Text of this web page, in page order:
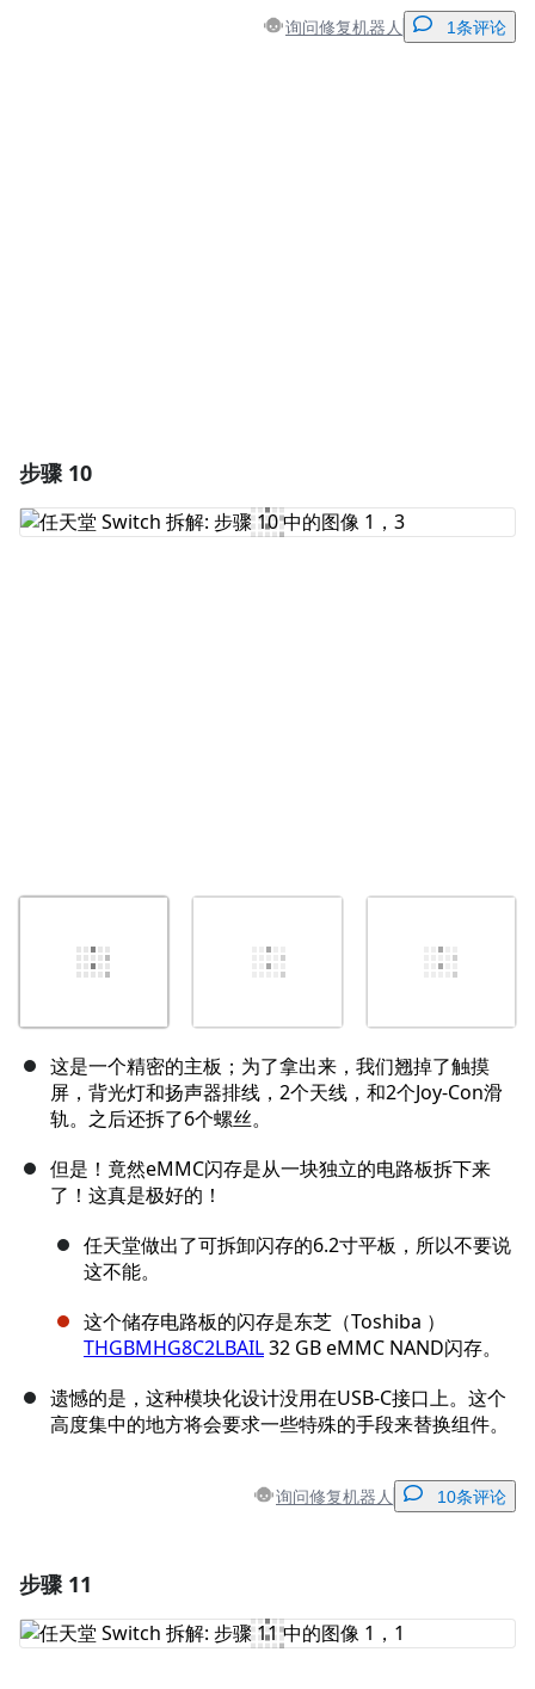
询问修复机器人 1条评论
步骤 10
这是一个精密的主板；为了拿出来，我们翘掉了触摸
屏，背光灯和扬声器排线，2个天线，和2个Joy-Con滑
轨。之后还拆了6个螺丝。
但是！竟然eMMC闪存是从一块独立的电路板拆下来
了！这真是极好的！
任天堂做出了可拆卸闪存的6.2寸平板，所以不要说
这不能。
这个储存电路板的闪存是东芝（Toshiba ）
THGBMHG8C2LBAIL32 GB eMMC NAND闪存。
遗憾的是，这种模块化设计没用在USB-C接口上。这个
高度集中的地方将会要求一些特殊的手段来替换组件。
询问修复机器人 10条评论
添加评论
步骤 11